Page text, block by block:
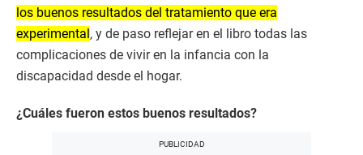
los buenos resultados del tratamiento que era
experimental, y de paso reflejar en el libro todas las
complicaciones de vivir en la infancia con la
discapacidad desde el hogar.
¿Cuáles fueron estos buenos resultados?